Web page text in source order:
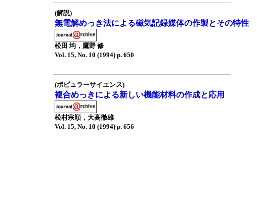
(解説)
無電解めっき法による磁気記録媒体の作製とその特性
松田 均，鷹野 修
Vol. 15, No. 10 (1994) p. 650
(ポピュラーサイエンス)
複合めっきによる新しい機能材料の作成と応用
松村宗順，大高徹雄
Vol. 15, No. 10 (1994) p. 656